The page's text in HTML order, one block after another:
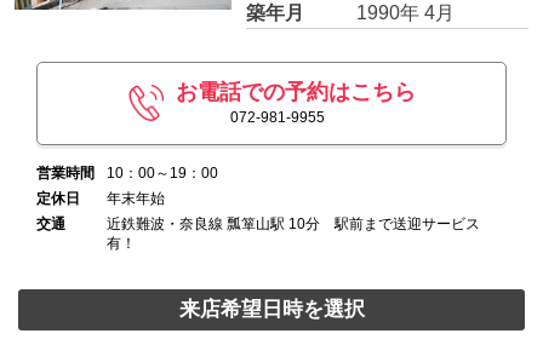
築年月 1990年 4月
お電話での予約はこちら
072-981-9955
営業時間
10：00～19：00
定休日
年末年始
交通
近鉄難波・奈良線 瓢箪山駅 10分 駅前まで送迎サービス
有！
来店希望日時を選択